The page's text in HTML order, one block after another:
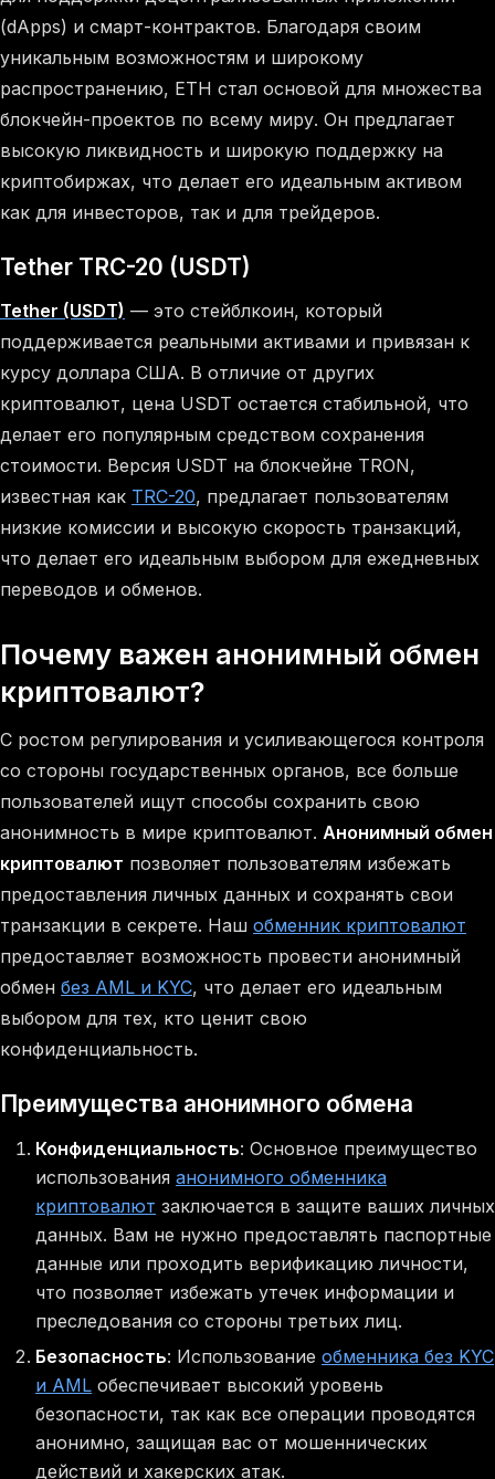
(dApps) и смарт-контрактов. Благодаря своим
уникальным возможностям и широкому
распространению, ETH стал основой для множества
блокчейн-проектов по всему миру. Он предлагает
высокую ликвидность и широкую поддержку на
криптобиржах, что делает его идеальным активом
как для инвесторов, так и для трейдеров.
Tether TRC-20 (USDT)
Tether (USDT) — это стейблкоин, который
поддерживается реальными активами и привязан к
курсу доллара США. В отличие от других
криптовалют, цена USDT остается стабильной, что
делает его популярным средством сохранения
стоимости. Версия USDT на блокчейне TRON,
известная как TRC-20, предлагает пользователям
низкие комиссии и высокую скорость транзакций,
что делает его идеальным выбором для ежедневных
переводов и обменов.
Почему важен анонимный обмен
криптовалют?
С ростом регулирования и усиливающегося контроля
со стороны государственных органов, все больше
пользователей ищут способы сохранить свою
анонимность в мире криптовалют. Анонимный обмен
криптовалют позволяет пользователям избежать
предоставления личных данных и сохранять свои
транзакции в секрете. Наш обменник криптовалют
предоставляет возможность провести анонимный
обмен без AML и KYC, что делает его идеальным
выбором для тех, кто ценит свою
конфиденциальность.
Преимущества анонимного обмена
Конфиденциальность: Основное преимущество
использования анонимного обменника
криптовалют заключается в защите ваших личных
данных. Вам не нужно предоставлять паспортные
данные или проходить верификацию личности,
что позволяет избежать утечек информации и
преследования со стороны третьих лиц.
Безопасность: Использование обменника без KYC
и AML обеспечивает высокий уровень
безопасности, так как все операции проводятся
анонимно, защищая вас от мошеннических
действий и хакерских атак.